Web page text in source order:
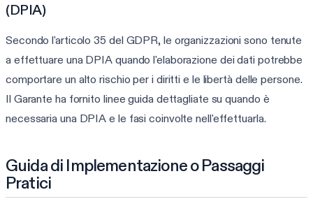
(DPIA)
Secondo l'articolo 35 del GDPR, le organizzazioni sono tenute
a effettuare una DPIA quando l'elaborazione dei dati potrebbe
comportare un alto rischio per i diritti e le libertà delle persone.
Il Garante ha fornito linee guida dettagliate su quando è
necessaria una DPIA e le fasi coinvolte nell'effettuarla.
Guida di Implementazione o Passaggi
Pratici